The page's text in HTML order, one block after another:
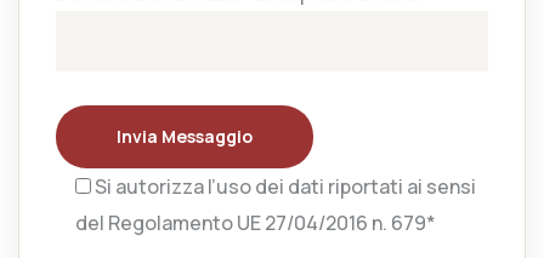
Invia Messaggio
Si autorizza l’uso dei dati riportati ai sensi
del Regolamento UE 27/04/2016 n. 679*